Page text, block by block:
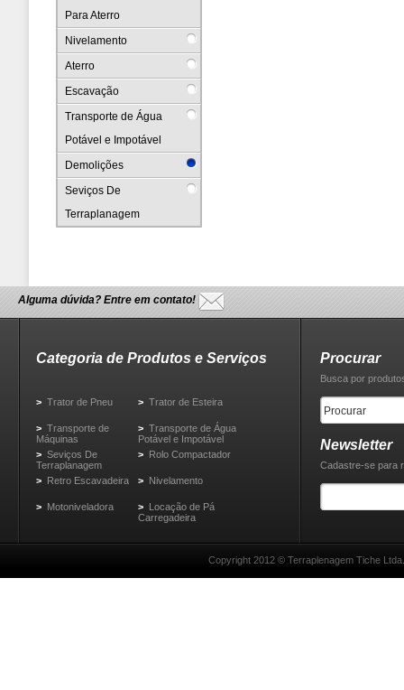
Para Aterro
Nivelamento
Aterro
Escavação
Transporte de Água
Potável e Impotável
Demolições
Seviços De
Terraplanagem
Alguma dúvida? Entre em contato!
Categoria de Produtos e Serviços
> Trator de Pneu > Trator de Esteira
> Transporte de
Máquinas
> Transporte de Água
Potável e Impotável
> Seviços De
Terraplanagem
> Rolo Compactador
> Retro Escavadeira > Nivelamento
> Motoniveladora > Locação de Pá
Carregadeira
Procurar
Busca por
Newsletter
Cadastre-se para
Copyright 2012 © Terraplenagem Tiche